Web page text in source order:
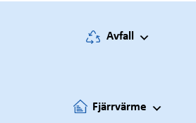
Avfall
Fjärrvärme